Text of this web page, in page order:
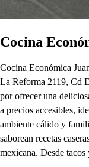
Cocina
Cocina Económica
La Reforma 2119, Cd
por ofrecer una
a precios accesibles,
ambiente cálido y
saborean recetas
mexicana. Desde tacos